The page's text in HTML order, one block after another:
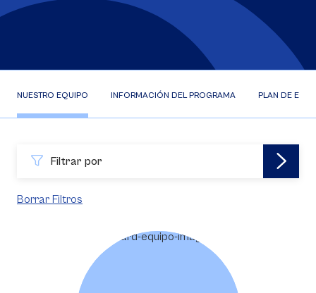
NUESTRO EQUIPO INFORMACIÓN DEL PROGRAMA PLAN DE
Filtrar por
Borrar Filtros